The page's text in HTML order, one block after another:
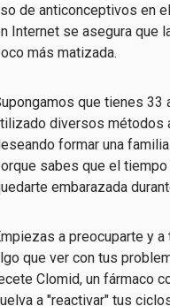
de anticonceptivos en
Internet se asegura que
más matizada.
que tienes 33
diversos métodos
formar una familia.
sabes que el
embarazada
a preocuparte y
que ver con tus
Clomid, un fármaco
a "reactivar" tus